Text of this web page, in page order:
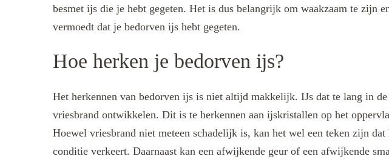
besmet ijs die je hebt gegeten. Het is dus belangrijk om waakzaam te zijn
vermoedt dat je bedorven ijs hebt gegeten.
Hoe herken je bedorven ijs?
Het herkennen van bedorven ijs is niet altijd makkelijk. IJs dat te lang in
vriesbrand ontwikkelen. Dit is te herkennen aan ijskristallen op het
Hoewel vriesbrand niet meteen schadelijk is, kan het wel een teken zijn
conditie verkeert. Daarnaast kan een afwijkende geur of een afwijkende